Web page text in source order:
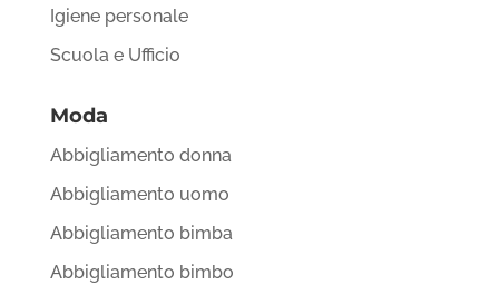
Igiene personale
Scuola e Ufficio
Moda
Abbigliamento donna
Abbigliamento uomo
Abbigliamento bimba
Abbigliamento bimbo